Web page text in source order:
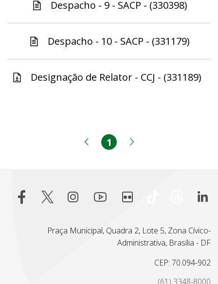
Despacho - 9 - SACP - (330398)
Despacho - 10 - SACP - (331179)
Designação de Relator - CCJ - (331189)
Página anterior
Página
1
Praça Municipal, Quadra 2, Lote 5, Zona Cívico-
Administrativa, Brasília - DF
CEP: 70.094-902
(61) 3348-8000